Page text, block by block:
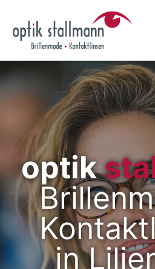
Inhalt
springen
optik
in